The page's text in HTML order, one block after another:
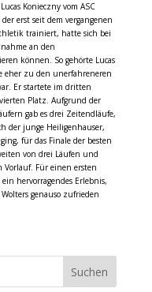
Lucas Koniecznyvom ASC
erst seit dem vergangenen
trainiert, hatte sich bei
an den
können. So gehörte Lucas
eher zu den unerfahreneren
Er startete im dritten
Platz. Aufgrund der
gab es drei Zeitendläufe,
der junge Heiligenhauser,
für das Finale der besten
von drei Läufen und
Vorlauf. Für einen ersten
hervorragendes Erlebnis,
genauso zufrieden